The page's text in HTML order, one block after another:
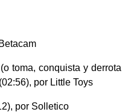
toma, conquista y derrota
(02:56), por Little Toys
por Solletico